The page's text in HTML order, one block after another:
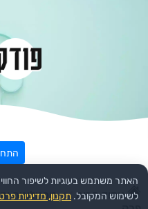
עמוד הבית >> טכנולוגיה
האתר משתמש בעוגיות לשיפור
לשימוש המקובל. תקנון, מדיניות